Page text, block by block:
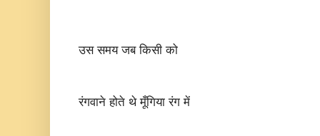
उस समय जब किसी को
रंगवाने होते थे मूँगिया रंग में